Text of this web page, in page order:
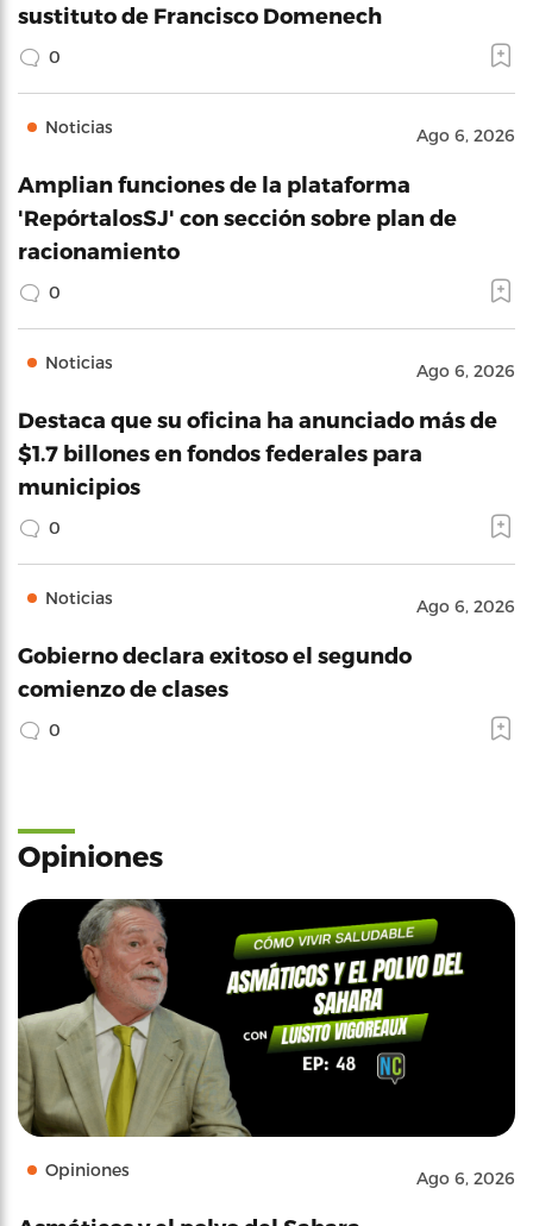
sustituto de Francisco Domenech
0
Noticias Ago 6, 2026
Amplian funciones de la plataforma
'RepórtalosSJ' con sección sobre plan de
racionamiento
0
Noticias Ago 6, 2026
Destaca que su oficina ha anunciado más de
$1.7 billones en fondos federales para
municipios
0
Noticias Ago 6, 2026
Gobierno declara exitoso el segundo
comienzo de clases
0
Opiniones
Opiniones Ago 6, 2026